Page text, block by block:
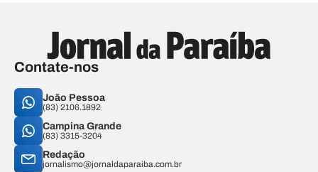
Contate-nos
João Pessoa
(83) 2106.1892
Campina Grande
(83) 3315-3204
Redação
jornalismo@jornaldaparaiba.com.br